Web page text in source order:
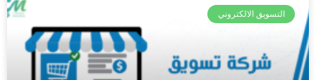
التسويق الالكتروني